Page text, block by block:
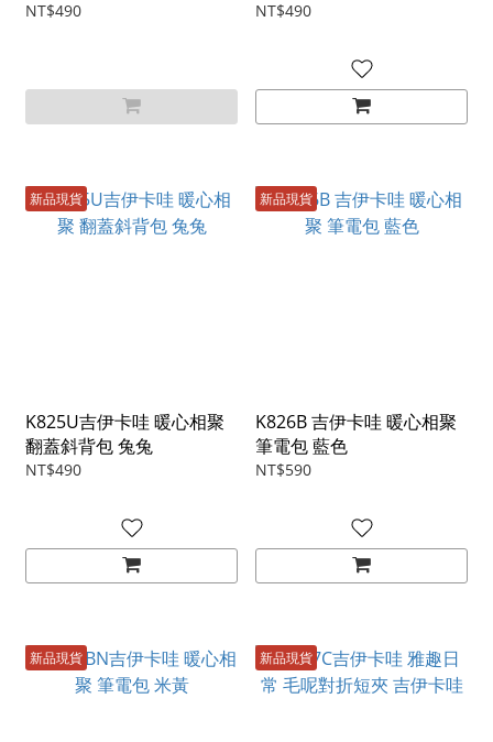
NT$490 NT$490
新品現貨
K825U吉伊卡哇 暖心相聚
翻蓋斜背包 兔兔
NT$490
新品現貨
K826B 吉伊卡哇 暖心相聚
筆電包 藍色
NT$590
新品現貨 新品現貨